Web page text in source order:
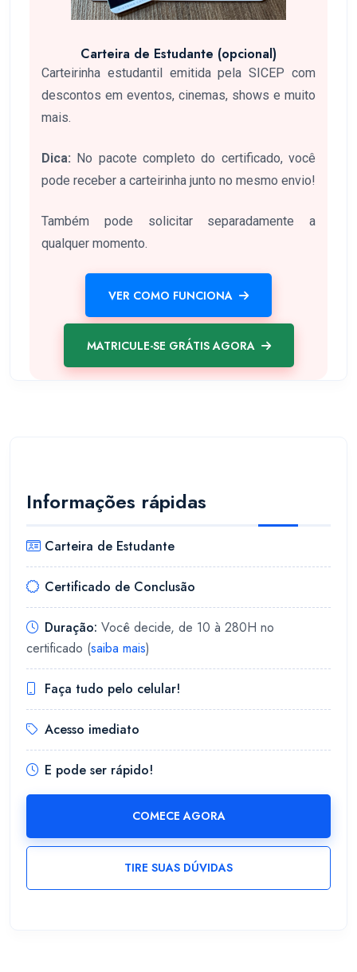
Carteira de Estudante (opcional)
Carteirinha estudantil emitida pela SICEP com
descontos em eventos, cinemas, shows e muito
mais.
Dica: No pacote completo do certificado, você
pode receber a carteirinha junto no mesmo envio!
Também pode solicitar separadamente a
qualquer momento.
VER COMO FUNCIONA
MATRICULE-SE GRÁTIS AGORA
Informações rápidas
Carteira de Estudante
Certificado de Conclusão
Duração: Você decide, de 10 à 280H no
certificado (saiba mais)
Faça tudo pelo celular!
Acesso imediato
E pode ser rápido!
COMECE AGORA
TIRE SUAS DÚVIDAS